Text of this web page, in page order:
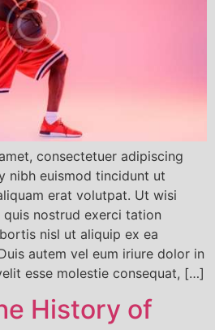
consectetuer adipiscing
nibh euismod tincidunt ut
erat volutpat. Ut wisi
quis nostrud exerci tation
nisl ut aliquip ex ea
autem vel eum iriure dolor in
esse molestie consequat, […]
History of